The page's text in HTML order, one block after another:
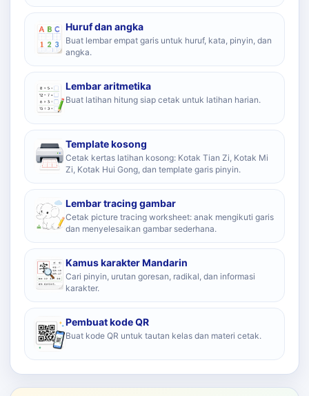
Huruf dan angka
Buat lembar empat garis untuk huruf, kata, pinyin, dan
angka.
Lembar aritmetika
Buat latihan hitung siap cetak untuk latihan harian.
Template kosong
Cetak kertas latihan kosong: Kotak Tian Zi, Kotak Mi
Zi, Kotak Hui Gong, dan template garis pinyin.
Lembar tracing gambar
Cetak picture tracing worksheet: anak mengikuti garis
dan menyelesaikan gambar sederhana.
Kamus karakter Mandarin
Cari pinyin, urutan goresan, radikal, dan informasi
karakter.
Pembuat kode QR
Buat kode QR untuk tautan kelas dan materi cetak.